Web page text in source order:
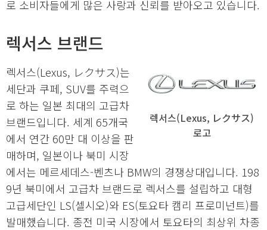
로 소비자들에게 많은 사랑과 신뢰를 받아오고 있습니다.
렉서스 브랜드
렉서스(Lexus, レクサス)
로고
렉서스(Lexus, レクサス)는
세단과 쿠페, SUV를 주력으
로 하는 일본 최대의 고급차
브랜드입니다. 세계 65개국
에서 연간 60만 대 이상을 판
매하며, 일본이나 북미 시장
에서는 메르세데스-벤츠나 BMW의 경쟁상대입니다. 198
9년 북미에서 고급차 브랜드로 렉서스를 설립하고 대형
고급세단인 LS(셀시오)와 ES(토요타 캠리 프로미넌트)를
발매했습니다. 종전 미국 시장에서 토요타의 최상위 차종